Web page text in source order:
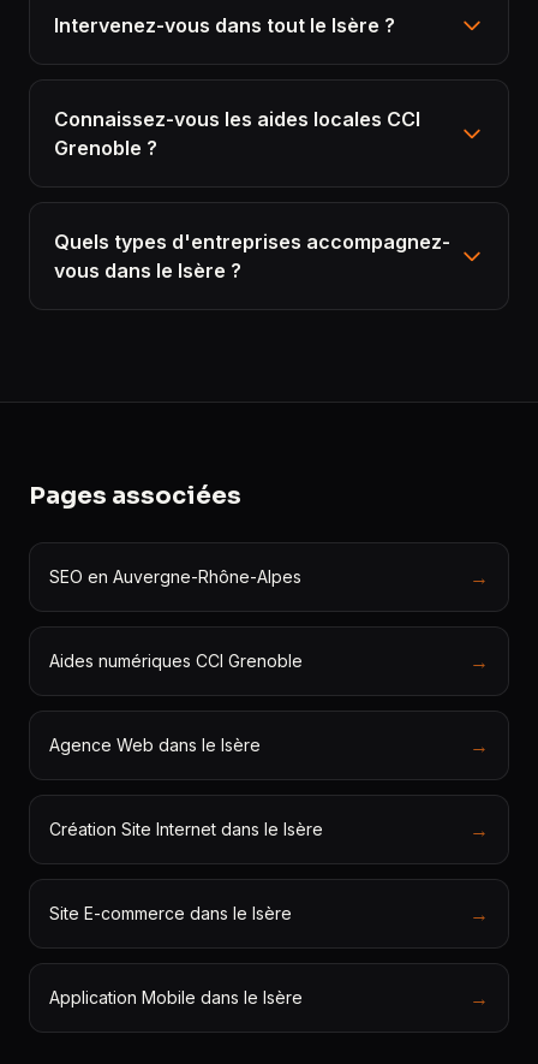
Intervenez-vous dans tout le Isère ?
Connaissez-vous les aides locales CCI
Grenoble ?
Quels types d'entreprises accompagnez-
vous dans le Isère ?
Pages associées
SEO en Auvergne-Rhône-Alpes →
Aides numériques CCI Grenoble →
Agence Web dans le Isère →
Création Site Internet dans le Isère →
Site E-commerce dans le Isère →
Application Mobile dans le Isère →